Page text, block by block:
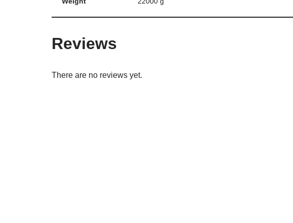
Reviews
There are no reviews yet.